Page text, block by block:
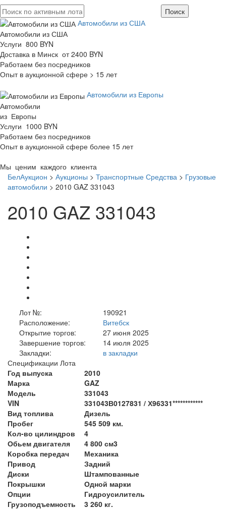
Автомобили из США
Автомобили из США
Услуги 800 BYN
Доставка в Минск от 2400 BYN
Работаем без посредников
Опыт в аукционной сфере > 15 лет
Автомобили из Европы
Автомобили
из Европы
Услуги 1000 BYN
Работаем без посредников
Опыт в аукционной сфере более 15 лет
Мы ценим каждого клиента
БелАукцион > Аукционы > Транспортные Средства > Грузовые
автомобили > 2010 GAZ 331043
2010 GAZ 331043
Лот №:
190921
Расположение:
Витебск
Открытие торгов:
27 июня 2025
Завершение торгов:
14 июля 2025
Закладки:
в закладки
Спецификации Лота
Год выпуска
2010
Марка
GAZ
Модель
331043
VIN
331043В0127831 / Х96331************
Вид топлива
Дизель
Пробег
545 509 км.
Кол-во цилиндров
4
Обьем двигателя
4 800 см3
Коробка передач
Механика
Привод
Задний
Диски
Штампованные
Покрышки
Одной марки
Опции
Гидроусилитель
Грузоподъемность
3 260 кг.